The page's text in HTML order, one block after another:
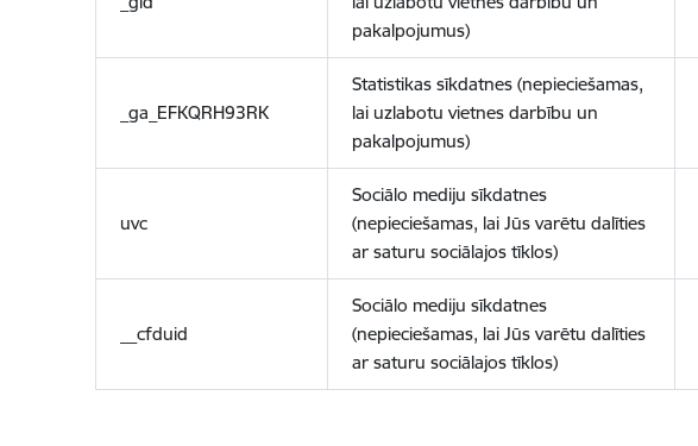
pakalpojumus)
_ga_EFKQRH93RK
Statistikas sīkdatnes (nepieciešamas,
lai uzlabotu vietnes darbību un
pakalpojumus)
uvc
Sociālo mediju sīkdatnes
(nepieciešamas, lai Jūs varētu dalīties
ar saturu sociālajos tīklos)
__cfduid
Sociālo mediju sīkdatnes
(nepieciešamas, lai Jūs varētu dalīties
ar saturu sociālajos tīklos)